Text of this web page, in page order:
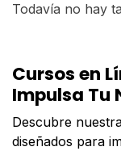
Todavía no hay
Cursos en
Impulsa Tu
Descubre
diseñados para